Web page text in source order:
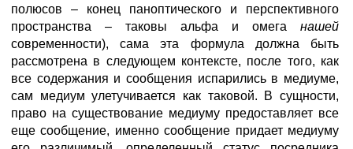
полюсов – конец паноптического и перспективного
пространства – таковы альфа и омега нашей
современности), сама эта формула должна быть
рассмотрена в следующем контексте, после того, как
все содержания и сообщения испарились в медиуме,
сам медиум улетучивается как таковой. В сущности,
право на существование медиуму предоставляет все
еще сообщение, именно сообщение придает медиуму